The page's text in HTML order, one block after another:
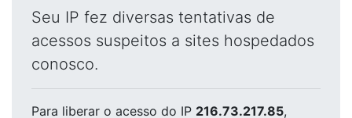
Seu IP fez diversas tentativas de
acessos suspeitos a sites hospedados
conosco.
Para liberar o acesso do IP 216.73.217.85,